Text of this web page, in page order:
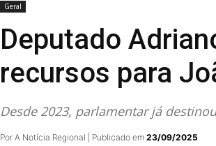
Geral
Deputado
recursos para
Desde 2023, parlamentar já
Por A Notícia Regional | Publicado em 23/09/2025